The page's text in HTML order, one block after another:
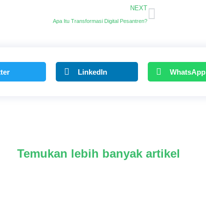
NEXT
Apa Itu Transformasi Digital Pesantren?
LinkedIn WhatsApp
Temukan lebih banyak artikel